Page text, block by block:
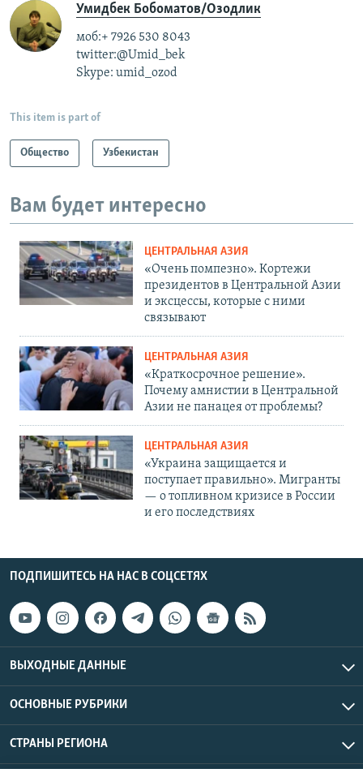
Умидбек Бобоматов/Озодлик
моб:+ 7926 530 8043
twitter:@Umid_bek
Skype: umid_ozod
This item is part of
Общество Узбекистан
Вам будет интересно
ЦЕНТРАЛЬНАЯ АЗИЯ
«Очень помпезно». Кортежи
президентов в Центральной Азии
и эксцессы, которые с ними
связывают
ЦЕНТРАЛЬНАЯ АЗИЯ
«Краткосрочное решение».
Почему амнистии в Центральной
Азии не панацея от проблемы?
ЦЕНТРАЛЬНАЯ АЗИЯ
«Украина защищается и
поступает правильно». Мигранты
— о топливном кризисе в России
и его последствиях
ПОДПИШИТЕСЬ НА НАС В СОЦСЕТЯХ
ВЫХОДНЫЕ ДАННЫЕ
ОСНОВНЫЕ РУБРИКИ
СТРАНЫ РЕГИОНА